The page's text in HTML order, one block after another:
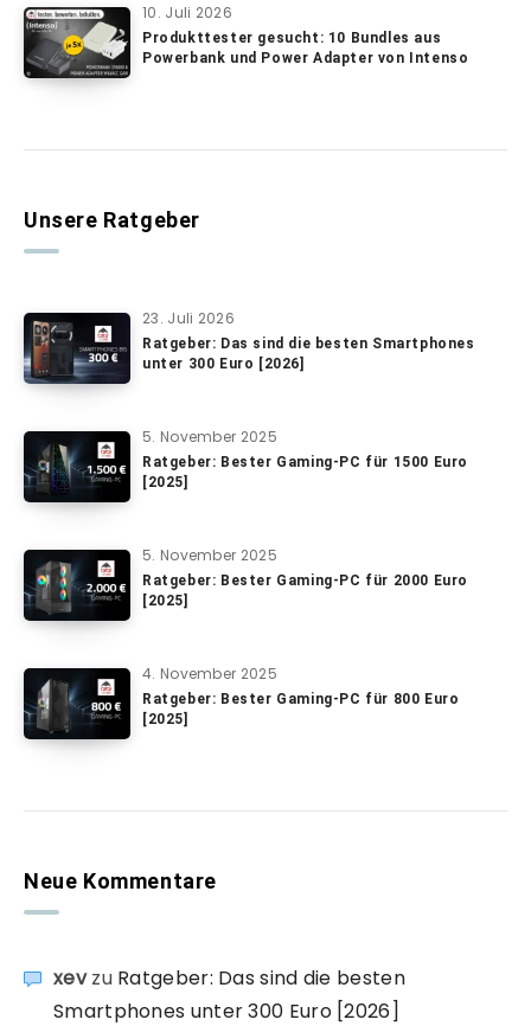
10. Juli 2026
Produkttester gesucht: 10 Bundles aus
Powerbank und Power Adapter von Intenso
Unsere Ratgeber
23. Juli 2026
Ratgeber: Das sind die besten Smartphones
unter 300 Euro [2026]
5. November 2025
Ratgeber: Bester Gaming-PC für 1500 Euro
[2025]
5. November 2025
Ratgeber: Bester Gaming-PC für 2000 Euro
[2025]
4. November 2025
Ratgeber: Bester Gaming-PC für 800 Euro
[2025]
Neue Kommentare
xevzu Ratgeber: Das sind die besten
Smartphones unter 300 Euro [2026]